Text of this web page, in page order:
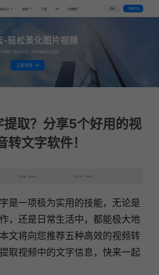
频水印 教程 下载 VIP 代理推广 登录 下载客户端
-轻松美化图片视频
片视频一键去水印，手机电脑均可使用
立即体验
提取？分享5个好用的视
转文字软件！
发表者：qianqian 浏览次数：8525次
是一项极为实用的技能，无论是
，还是日常生活中，都能极大地
文将向您推荐五种高效的视频转
取视频中的文字信息，快来一起